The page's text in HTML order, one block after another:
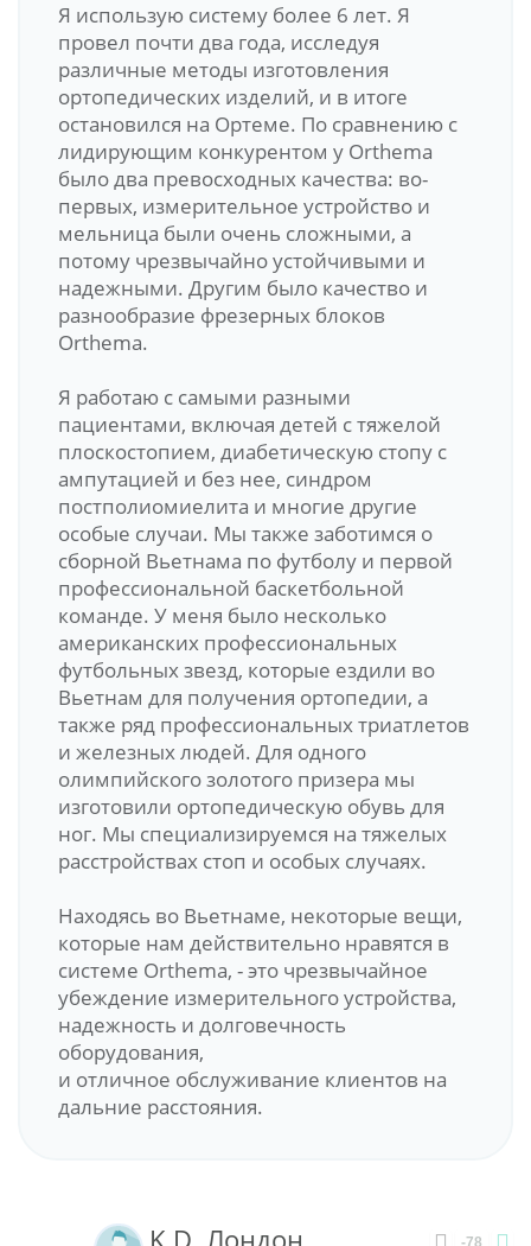
Я использую систему более 6 лет. Я
провел почти два года, исследуя
различные методы изготовления
ортопедических изделий, и в итоге
остановился на Ортеме. По сравнению с
лидирующим конкурентом у Orthema
было два превосходных качества: во-
первых, измерительное устройство и
мельница были очень сложными, а
потому чрезвычайно устойчивыми и
надежными. Другим было качество и
разнообразие фрезерных блоков
Orthema.
Я работаю с самыми разными
пациентами, включая детей с тяжелой
плоскостопием, диабетическую стопу с
ампутацией и без нее, синдром
постполиомиелита и многие другие
особые случаи. Мы также заботимся о
сборной Вьетнама по футболу и первой
профессиональной баскетбольной
команде. У меня было несколько
американских профессиональных
футбольных звезд, которые ездили во
Вьетнам для получения ортопедии, а
также ряд профессиональных триатлетов
и железных людей. Для одного
олимпийского золотого призера мы
изготовили ортопедическую обувь для
ног. Мы специализируемся на тяжелых
расстройствах стоп и особых случаях.
Находясь во Вьетнаме, некоторые вещи,
которые нам действительно нравятся в
системе Orthema, - это чрезвычайное
убеждение измерительного устройства,
надежность и долговечность
оборудования,
и отличное обслуживание клиентов на
дальние расстояния.
-78
K.D. Лондон